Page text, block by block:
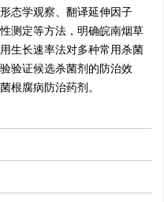
态学观察、翻译延伸因子
测定等方法，明确皖南烟草
生长速率法对多种常用杀菌
验证候选杀菌剂的防治效
根腐病防治药剂。